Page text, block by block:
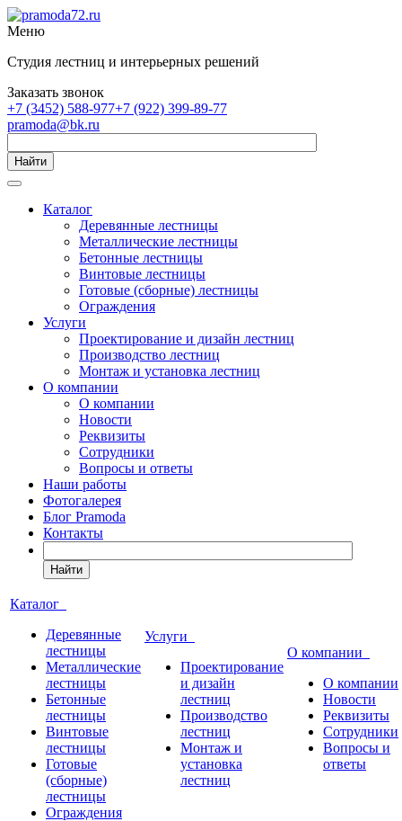
Меню
Студия лестниц и интерьерных решений
Заказать звонок
+7 (3452) 588-977+7 (922) 399-89-77
pramoda@bk.ru
Найти
Каталог
Деревянные лестницы
Металлические лестницы
Бетонные лестницы
Винтовые лестницы
Готовые (сборные) лестницы
Ограждения
Услуги
Проектирование и дизайн лестниц
Производство лестниц
Монтаж и установка лестниц
О компании
О компании
Новости
Реквизиты
Сотрудники
Вопросы и ответы
Наши работы
Фотогалерея
Блог Pramoda
Контакты
Найти
Каталог
Деревянные
лестницы
Металлические
лестницы
Бетонные
лестницы
Винтовые
лестницы
Готовые
(сборные)
лестницы
Ограждения
Услуги
Проектирование
и дизайн
лестниц
Производство
лестниц
Монтаж и
установка
лестниц
О компании
О компании
Новости
Реквизиты
Сотрудники
Вопросы и
ответы